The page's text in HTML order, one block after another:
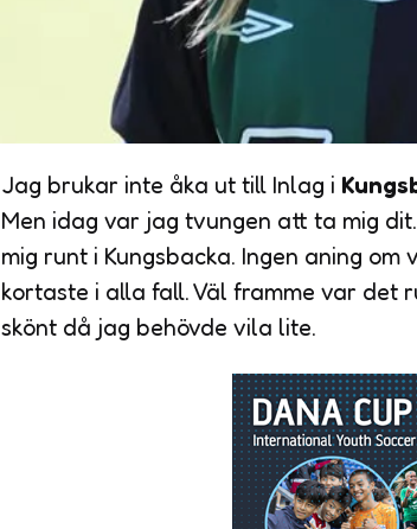
Jag brukar inte åka ut till Inlag i
Men idag var jag tvungen att ta mig
mig runt i Kungsbacka. Ingen aning
kortaste i alla fall. Väl framme var det
skönt då jag behövde vila lite.